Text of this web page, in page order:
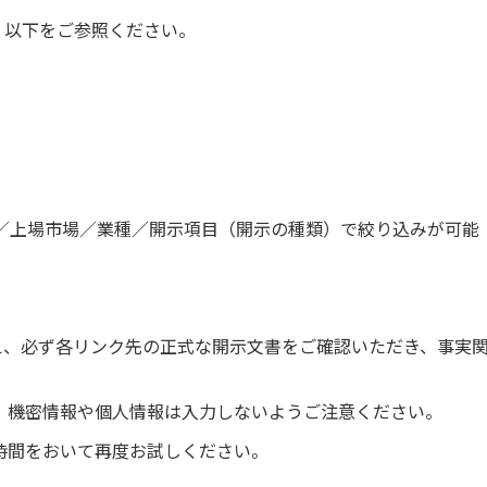
下をご参照ください。
場市場／業種／開示項目（開示の種類）で絞り込みが可能
必ず各リンク先の正式な開示文書をご確認いただき、事実
密情報や個人情報は入力しないようご注意ください。
をおいて再度お試しください。